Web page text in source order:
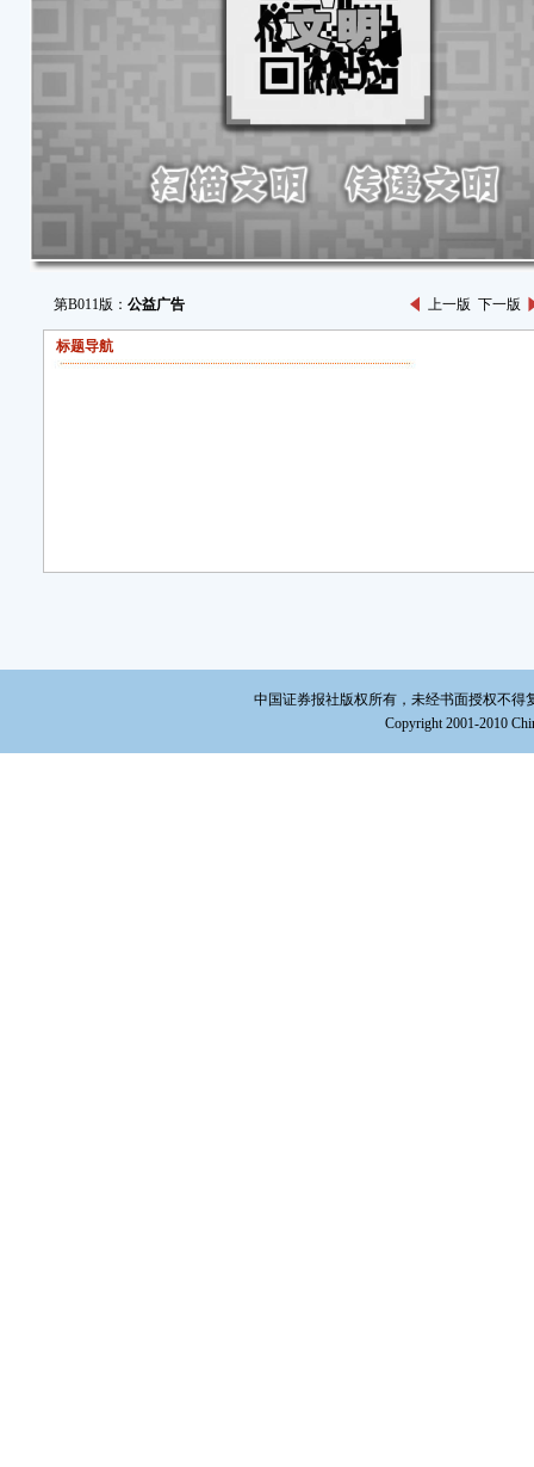
第B011版： 公益广告 上一版 下一版
标题导航
中国证券报社版权所有，未经书面授权不得
Copyright 2001-2010